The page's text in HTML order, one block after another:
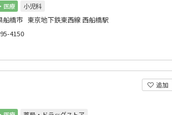
医療
小児科
船橋市 東京地下鉄東西線 西船橋駅
4150
追加